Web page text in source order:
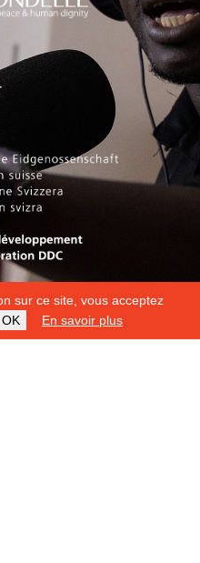
sur ce site, vous acceptez
OK En savoir plus